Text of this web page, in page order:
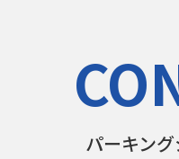
パーキン